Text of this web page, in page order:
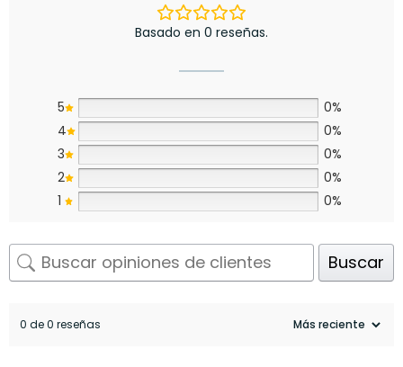
Basado en 0 reseñas.
5
0%
4
0%
3
0%
2
0%
1
0%
Buscar
0 de 0 reseñas